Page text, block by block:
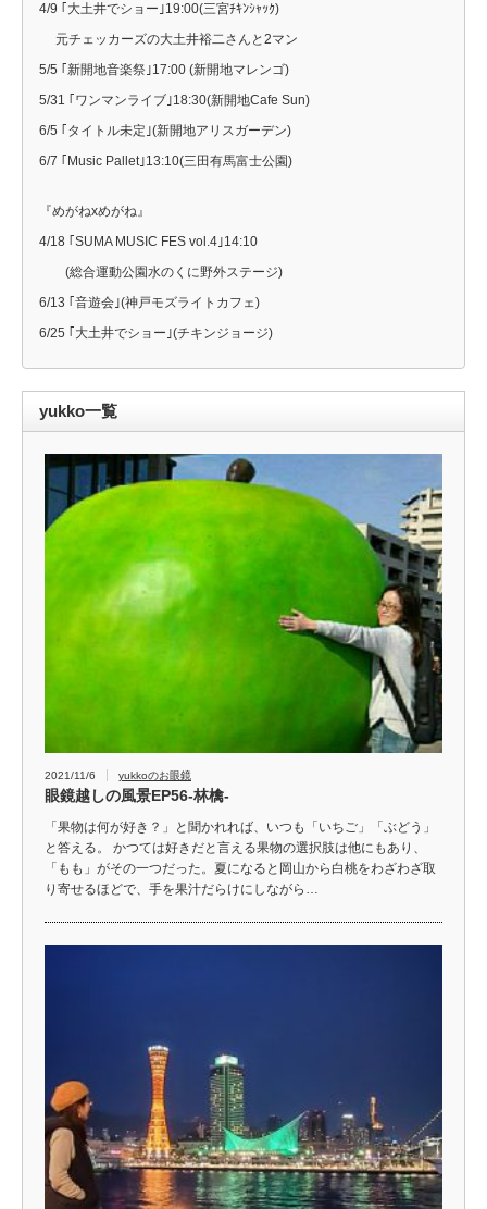
4/9 ｢大土井でショー｣19:00(三宮ﾁｷﾝｼｬｯｸ)
元チェッカーズの大土井裕二さんと2マン
5/5 ｢新開地音楽祭｣17:00 (新開地マレンゴ)
5/31 ｢ワンマンライブ｣18:30(新開地Cafe Sun)
6/5 ｢タイトル未定｣(新開地アリスガーデン)
6/7 ｢Music Pallet｣13:10(三田有馬富士公園)
『めがねxめがね』
4/18 ｢SUMA MUSIC FES vol.4｣14:10
(総合運動公園水のくに野外ステージ)
6/13 ｢音遊会｣(神戸モズライトカフェ)
6/25 ｢大土井でショー｣(チキンジョージ)
yukko一覧
2021/11/6 yukkoのお眼鏡
眼鏡越しの風景EP56-林檎-
「果物は何が好き？」と聞かれれば、いつも「いちご」「ぶどう」
と答える。 かつては好きだと言える果物の選択肢は他にもあり、
「もも」がその一つだった。夏になると岡山から白桃をわざわざ取
り寄せるほどで、手を果汁だらけにしながら…